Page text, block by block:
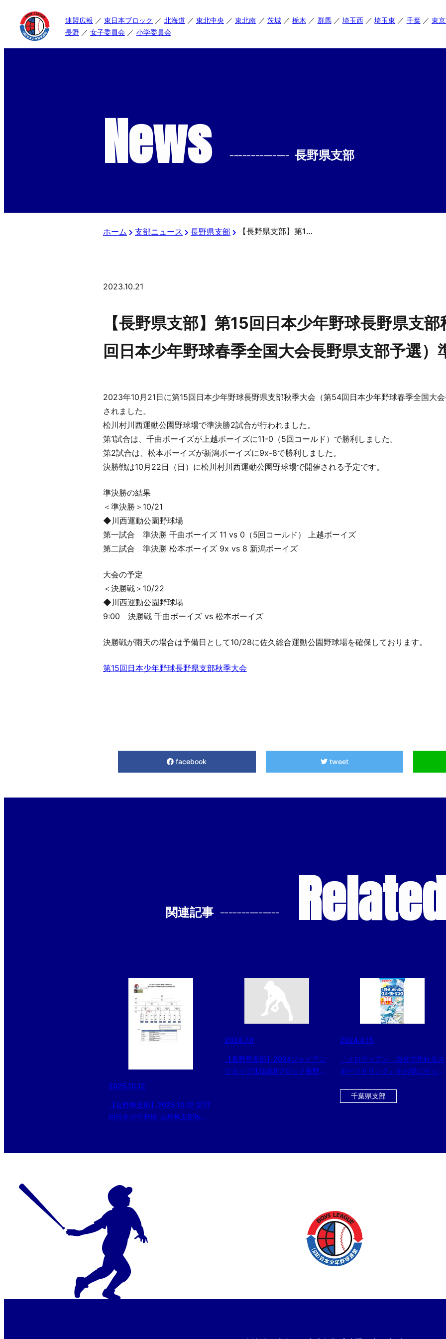
連盟広報 東日本ブロック 北海道 東北中央 東北南 茨城 栃木 群馬 埼玉西 埼玉東 千葉
東
長野
女子委員会 小学委員会
News -------------- 長野県支部
ホーム 支部ニュース 長野県支部 【長野県支部】第15回日本少年野球長野県支部秋季大会（第54回日本少年野球春季全国大会長野県支部予選）準決勝の結果
2023.10.21
【長野県支部】第15回日本少年野球長野県支
回日本少年野球春季全国大会長野県支部予選）
2023年10月21日に第15回日本少年野球長野県支部秋季大会（第54回日本少年野球春季全国大
されました。
松川村川西運動公園野球場で準決勝2試合が行われました。
第1試合は、千曲ボーイズが上越ボーイズに11-0（5回コールド）で勝利しました。
第2試合は、松本ボーイズが新潟ボーイズに9x-8で勝利しました。
決勝戦は10月22日（日）に松川村川西運動公園野球場で開催される予定です。
準決勝の結果
＜準決勝＞10/21
◆川西運動公園野球場
第一試合 準決勝 千曲ボーイズ 11 vs 0（5回コールド） 上越ボーイズ
第二試合 準決勝 松本ボーイズ 9x vs 8 新潟ボーイズ
大会の予定
＜決勝戦＞10/22
◆川西運動公園野球場
9:00 決勝戦 千曲ボーイズ vs 松本ボーイズ
決勝戦が雨天の場合は予備日として10/28に佐久総合運動公園野球場を確保しております。
第15回日本少年野球長野県支部秋季大会
facebook tweet
関連記事 --------------
2025.10.12
【長野県支部】2025.10.12 第17
回日本少年野球 長野県支部秋季
2024.7.6
【長野県支部】2024ジャイアン
ツカップ北信越Bブロック長野県
2024.4.15
「メロディアン 自分で作れるス
ポーツドリンク」をお得にゲット
に黒酢ドリンクのおまけ付
千葉県支部